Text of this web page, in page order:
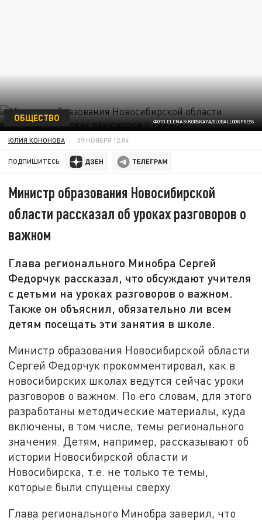
ФОТО:ELENA SIKORSKAYA/GLOBALLOOKPRESS
ОБЩЕСТВО
ЮЛИЯ КОНОНОВА 09 НОЯБРЯ 12:04
ПОДПИШИТЕСЬ:
Министр образования Новосибирской
области рассказал об уроках разговоров о
важном
Глава регионального Минобра Сергей
Федорчук рассказал, что обсуждают учителя
с детьми на уроках разговоров о важном.
Также он объяснил, обязательно ли всем
детям посещать эти занятия в школе.
Министр образования Новосибирской области
Сергей Федорчук прокомментировал, как в
новосибирских школах ведутся сейчас уроки
разговоров о важном. По его словам, для этого
разработаны методические материалы, куда
включены, в том числе, темы регионального
значения. Детям, например, рассказывают об
истории Новосибирской области и
Новосибирска, т.е. не только те темы,
которые были спущены сверху.
Глава регионального Минобра заверил, что